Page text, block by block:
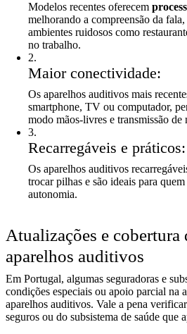
Modelos recentes oferecem
melhorando a compreensão da
ambientes ruidosos como
no trabalho.
2.
Maior conectividade:
Os aparelhos auditivos mais
smartphone, TV ou computador,
modo mãos-livres e transmissão de
3.
Recarregáveis e práticos:
Os aparelhos auditivos
trocar pilhas e são ideais para
autonomia.
Atualizações e cobertura
aparelhos auditivos
Em Portugal, algumas seguradoras e
condições especiais ou apoio parcial na
aparelhos auditivos. Vale a pena
seguros ou do subsistema de saúde que